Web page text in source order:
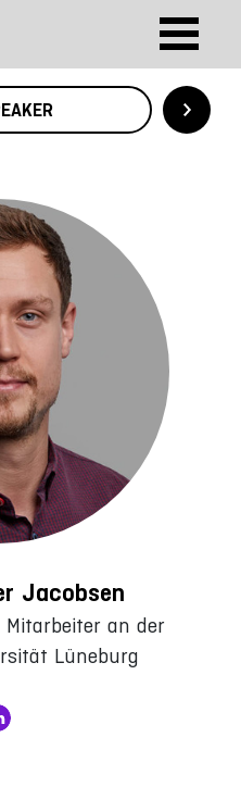
Jacobsen
an der
Lüneburg